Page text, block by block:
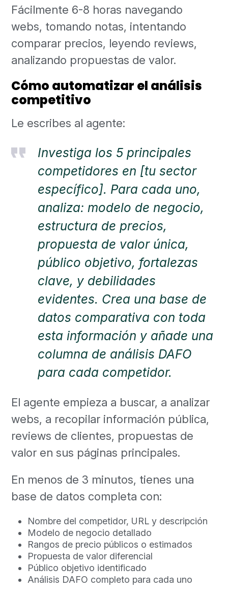
Fácilmente 6-8 horas navegando
webs, tomando notas, intentando
comparar precios, leyendo reviews,
analizando propuestas de valor.
Cómo automatizar el análisis
competitivo
Le escribes al agente:
Investiga los 5 principales
competidores en [tu sector
específico]. Para cada uno,
analiza: modelo de negocio,
estructura de precios,
propuesta de valor única,
público objetivo, fortalezas
clave, y debilidades
evidentes. Crea una base de
datos comparativa con toda
esta información y añade una
columna de análisis DAFO
para cada competidor.
El agente empieza a buscar, a analizar
webs, a recopilar información pública,
reviews de clientes, propuestas de
valor en sus páginas principales.
En menos de 3 minutos, tienes una
base de datos completa con:
Nombre del competidor, URL y descripción
Modelo de negocio detallado
Rangos de precio públicos o estimados
Propuesta de valor diferencial
Público objetivo identificado
Análisis DAFO completo para cada uno